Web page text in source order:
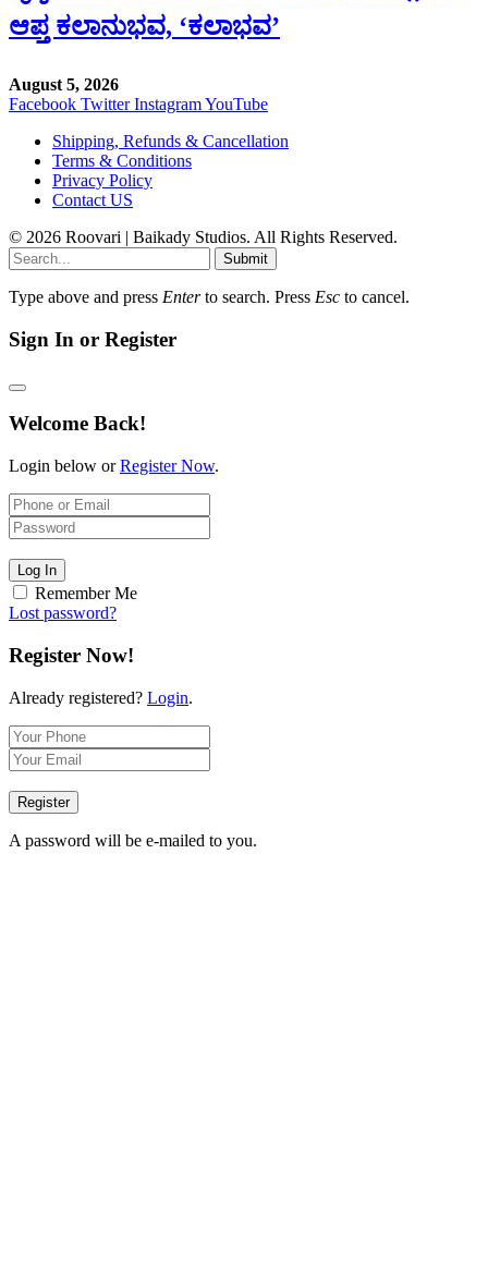
ಆಪ್ತ ಕಲಾನುಭವ, ‘ಕಲಾಭವ’
August 5, 2026
Facebook Twitter InstagramYouTube
Shipping, Refunds & Cancellation
Terms & Conditions
Privacy Policy
Contact US
© 2026 Roovari | Baikady Studios. All Rights Reserved.
Submit
Type above and press Enterto search. Press Esc to cancel.
Sign In or Register
Welcome Back!
Login below orRegister Now.
Log In
Remember Me
Lost password?
Register Now!
Already registered? Login.
Register
A password will be e-mailed to you.